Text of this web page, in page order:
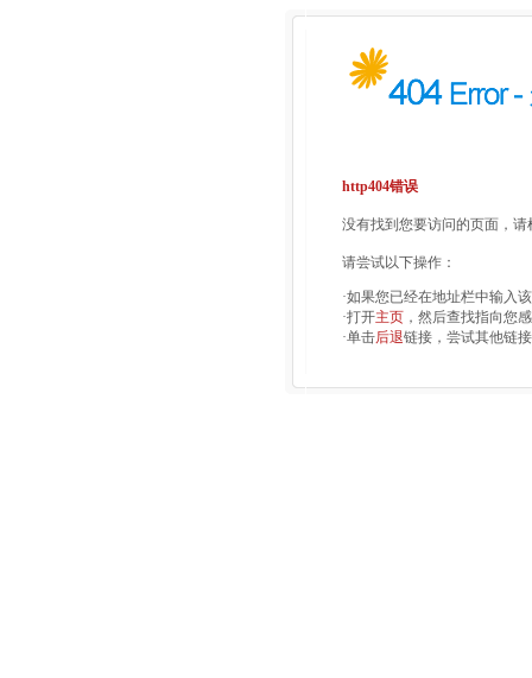
http404错误
没有找到您要访问的页面，
请尝试以下操作：
·如果您已经在地址栏中输入
·打开主页 ，然后查找指向您
·单击后退链接，尝试其他链